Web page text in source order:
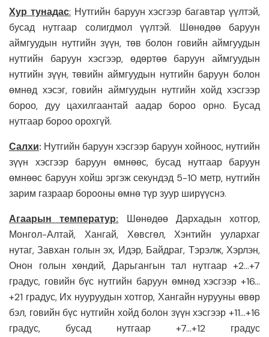
Хур тунадас: Нутгийн баруун хэсгээр багавтар үүлтэй,
бусад нутгаар солигдмол үүлтэй. Шөнөдөө баруун
аймгуудын нутгийн зүүн, төв болон говийн аймгуудын
нутгийн баруун хэсгээр, өдөртөө баруун аймгуудын
нутгийн зүүн, төвийн аймгуудын нутгийн баруун болон
өмнөд хэсэг, говийн аймгуудын нутгийн хойд хэсгээр
бороо, дуу цахилгаантай аадар бороо орно. Бусад
нутгаар бороо орохгүй.
Салхи: Нутгийн баруун хэсгээр баруун хойноос, нутгийн
зүүн хэсгээр баруун өмнөөс, бусад нутгаар баруун
өмнөөс баруун хойш эргэж секундэд 5-10 метр, нутгийн
зарим газраар борооны өмнө түр зуур ширүүснэ.
Агаарын температур:
Шөнөдөө Дархадын хотгор,
Монгол-Алтай, Хангай, Хөвсгөл, Хэнтийн уулархаг
нутаг, Завхан голын эх, Идэр, Байдраг, Тэрэлж, Хэрлэн,
Онон голын хөндий, Дарьгангын тал нутгаар +2…+7
градус, говийн бүс нутгийн баруун өмнөд хэсгээр +16…
+21 градус, Их нууруудын хотгор, Хангайн нурууны өвөр
бэл, говийн бүс нутгийн хойд болон зүүн хэсгээр +11…+16
градус, бусад нутгаар +7…+12 градус